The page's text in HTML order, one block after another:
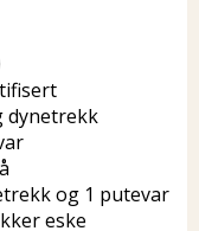
TC 400
dynetrekk
og 1 putevar
eske